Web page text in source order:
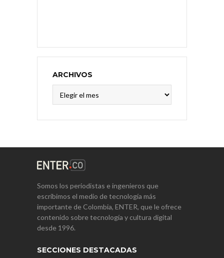
ARCHIVOS
Somos los periodistas e ingenieros que
escribimos el medio de tecnología más
importante de Colombia, ENTER, que le ofrece
contenido sobre tecnología y cultura digital
desde 1996.
SECCIONES DESTACADAS